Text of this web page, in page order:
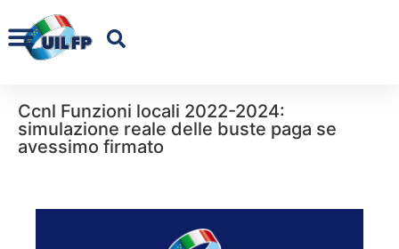
Ccnl Funzioni locali 2022-2024:
simulazione reale delle buste paga se
avessimo firmato